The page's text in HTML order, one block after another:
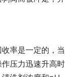
率是一定的，
压力迅速升高时